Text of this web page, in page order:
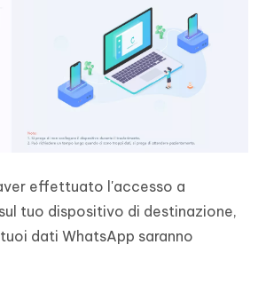
effettuato l'accesso a
tuo dispositivo di destinazione,
dati WhatsApp saranno